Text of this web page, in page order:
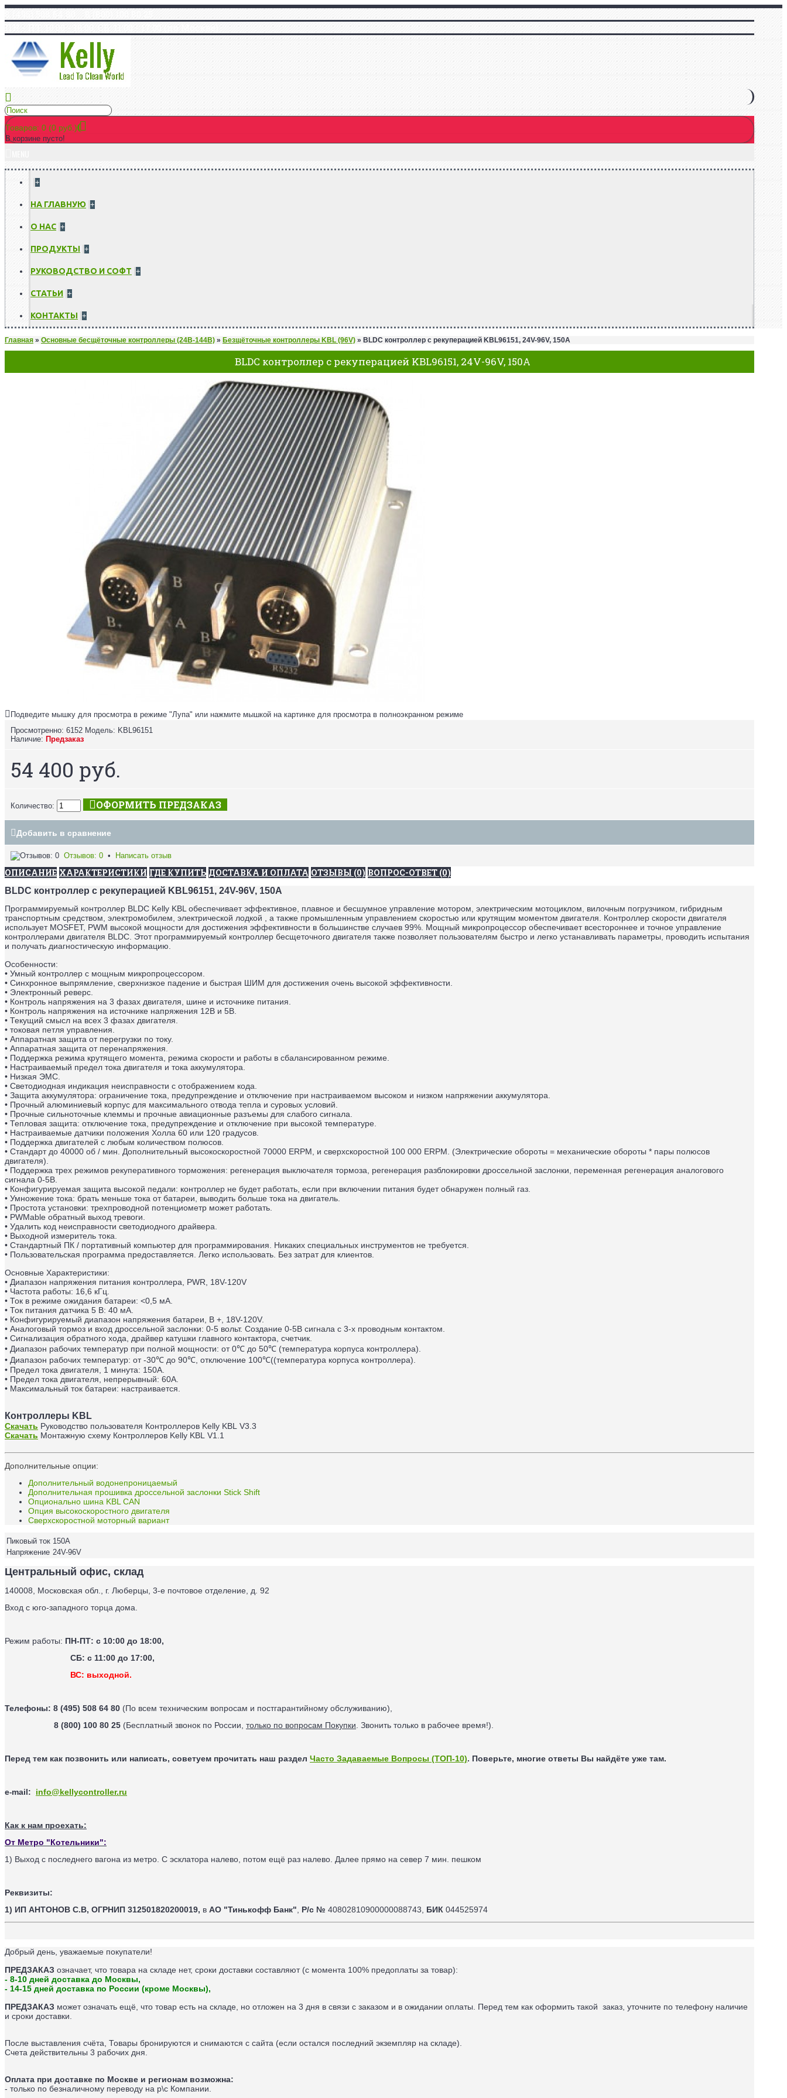
Товаров: 0 (0 руб.)
В корзине пусто!
+
НА ГЛАВНУЮ +
О НАС +
ПРОДУКТЫ +
РУКОВОДСТВО И СОФТ +
СТАТЬИ +
КОНТАКТЫ +
Главная » Основные бесщёточные контроллеры (24В-144В) » Безщёточные контроллеры KBL (96V) » BLDC контроллер с рекуперацией KBL96151, 24V-96V, 150A
BLDC контроллер с рекуперацией KBL96151, 24V-96V, 150A
Подведите мышку для просмотра в режиме "Лупа" или нажмите мышкой на картинке для просмотра в полноэкранном режиме
Просмотренно: 6152 Модель: KBL96151
Наличие: Предзаказ
54 400 руб.
Количество: ОФОРМИТЬ ПРЕДЗАКАЗ
Добавить в сравнение
Отзывов: 0 • Написать отзыв
ОПИСАНИЕ ХАРАКТЕРИСТИКИ ГДЕ КУПИТЬ ДОСТАВКА И ОПЛАТА ОТЗЫВЫ (0) ВОПРОС-ОТВЕТ (0)
BLDC контроллер с рекуперацией KBL96151, 24V-96V, 150A
Программируемый контроллер BLDC Kelly KBL обеспечивает эффективное, плавное и бесшумное управление мотором, электрическим мотоциклом, вилочным погрузчиком, гибридным
транспортным средством, электромобилем, электрической лодкой , а также промышленным управлением скоростью или крутящим моментом двигателя. Контроллер скорости двигателя
использует MOSFET, PWM высокой мощности для достижения эффективности в большинстве случаев 99%. Мощный микропроцессор обеспечивает всестороннее и точное управление
контроллерами двигателя BLDC. Этот программируемый контроллер бесщеточного двигателя также позволяет пользователям быстро и легко устанавливать параметры, проводить испытания
и получать диагностическую информацию.
Особенности:
• Умный контроллер с мощным микропроцессором.
• Синхронное выпрямление, сверхнизкое падение и быстрая ШИМ для достижения очень высокой эффективности.
• Электронный реверс.
• Контроль напряжения на 3 фазах двигателя, шине и источнике питания.
• Контроль напряжения на источнике напряжения 12В и 5В.
• Текущий смысл на всех 3 фазах двигателя.
• токовая петля управления.
• Аппаратная защита от перегрузки по току.
• Аппаратная защита от перенапряжения.
• Поддержка режима крутящего момента, режима скорости и работы в сбалансированном режиме.
• Настраиваемый предел тока двигателя и тока аккумулятора.
• Низкая ЭМС.
• Светодиодная индикация неисправности с отображением кода.
• Защита аккумулятора: ограничение тока, предупреждение и отключение при настраиваемом высоком и низком напряжении аккумулятора.
• Прочный алюминиевый корпус для максимального отвода тепла и суровых условий.
• Прочные сильноточные клеммы и прочные авиационные разъемы для слабого сигнала.
• Тепловая защита: отключение тока, предупреждение и отключение при высокой температуре.
• Настраиваемые датчики положения Холла 60 или 120 градусов.
• Поддержка двигателей с любым количеством полюсов.
• Стандарт до 40000 об / мин. Дополнительный высокоскоростной 70000 ERPM, и сверхскоростной 100 000 ERPM. (Электрические обороты = механические обороты * пары полюсов
двигателя).
• Поддержка трех режимов рекуперативного торможения: регенерация выключателя тормоза, регенерация разблокировки дроссельной заслонки, переменная регенерация аналогового
сигнала 0-5В.
• Конфигурируемая защита высокой педали: контроллер не будет работать, если при включении питания будет обнаружен полный газ.
• Умножение тока: брать меньше тока от батареи, выводить больше тока на двигатель.
• Простота установки: трехпроводной потенциометр может работать.
• PWMable обратный выход тревоги.
• Удалить код неисправности светодиодного драйвера.
• Выходной измеритель тока.
• Стандартный ПК / портативный компьютер для программирования. Никаких специальных инструментов не требуется.
• Пользовательская программа предоставляется. Легко использовать. Без затрат для клиентов.
Основные Характеристики:
• Диапазон напряжения питания контроллера, PWR, 18V-120V
• Частота работы: 16,6 кГц.
• Ток в режиме ожидания батареи: <0,5 мА.
• Ток питания датчика 5 В: 40 мА.
• Конфигурируемый диапазон напряжения батареи, B +, 18V-120V.
• Аналоговый тормоз и вход дроссельной заслонки: 0-5 вольт. Создание 0-5В сигнала с 3-х проводным контактом.
• Сигнализация обратного хода, драйвер катушки главного контактора, счетчик.
• Диапазон рабочих температур при полной мощности: от 0℃ до 50℃ (температура корпуса контроллера).
• Диапазон рабочих температур: от -30℃ до 90℃, отключение 100℃((температура корпуса контроллера).
• Предел тока двигателя, 1 минута: 150А.
• Предел тока двигателя, непрерывный: 60А.
• Максимальный ток батареи: настраивается.
Контроллеры KBL
Скачать Руководство пользователя Контроллеров Kelly KBL V3.3
Скачать Монтажную схему Контроллеров Kelly KBL V1.1
Дополнительные опции:
Дополнительный водонепроницаемый
Дополнительная прошивка дроссельной заслонки Stick Shift
Опционально шина KBL CAN
Опция высокоскоростного двигателя
Сверхскоростной моторный вариант
Пиковый ток 150A
Напряжение 24V-96V
Центральный офис, склад
140008, Московская обл., г. Люберцы, 3-е почтовое отделение, д. 92
Вход с юго-западного торца дома.
Режим работы: ПН-ПТ: с 10:00 до 18:00,
СБ: с 11:00 до 17:00,
ВС: выходной.
Телефоны: 8 (495) 508 64 80 (По всем техническим вопросам и постгарантийному обслуживанию),
8 (800) 100 80 25 (Бесплатный звонок по России, только по вопросам Покупки. Звонить только в рабочее время!).
Перед тем как позвонить или написать, советуем прочитать наш раздел Часто Задаваемые Вопросы (ТОП-10). Поверьте, многие ответы Вы найдёте уже там.
e-mail: info@kellycontroller.ru
Как к нам проехать:
От Метро "Котельники":
1) Выход с последнего вагона из метро. С эсклатора налево, потом ещё раз налево. Далее прямо на север 7 мин. пешком
Реквизиты:
1) ИП АНТОНОВ С.В, ОГРНИП 312501820200019, в АО "Тинькофф Банк", Р/с № 40802810900000088743, БИК 044525974
Добрый день, уважаемые покупатели!
ПРЕДЗАКАЗ означает, что товара на складе нет, сроки доставки составляют (с момента 100% предоплаты за товар):
- 8-10 дней доставка до Москвы,
- 14-15 дней доставка по России (кроме Москвы),
ПРЕДЗАКАЗ может означать ещё, что товар есть на складе, но отложен на 3 дня в связи с заказом и в ожидании оплаты. Перед тем как оформить такой заказ, уточните по телефону наличие
и сроки доставки.
После выставления счёта, Товары бронируются и снимаются с сайта (если остался последний экземпляр на складе).
Счета действительны 3 рабочих дня.
Оплата при доставке по Москве и регионам возможна:
- только по безналичному переводу на р\с Компании.